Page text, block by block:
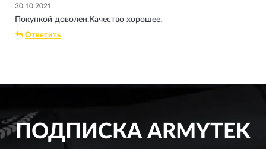
30.10.2021
Покупкой доволен.Качество хорошее.
Ответить
ПОДПИСКА ARMYTEK